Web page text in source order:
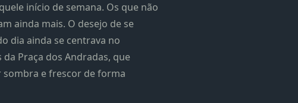
início de semana. Os que não
ainda mais. O desejo de se
dia ainda se centrava no
Praça dos Andradas, que
sombra e frescor de forma